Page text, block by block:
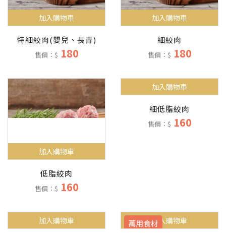
加入購物車
特細絞肉(嬰兒、長青)
售價：$ 180
加入購物車
細絞肉
售價：$ 180
加入購物車
低脂絞肉
售價：$ 160
加入購物車
細低脂絞肉
售價：$ 160
加入購物車 萬用食材加入購物車